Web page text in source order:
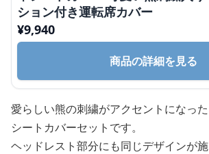
ション付き運転席カバー
¥9,940
商品の詳細を見る
愛らしい熊の刺繍がアクセントになっ
シートカバーセットです。
ヘッドレスト部分にも同じデザインが